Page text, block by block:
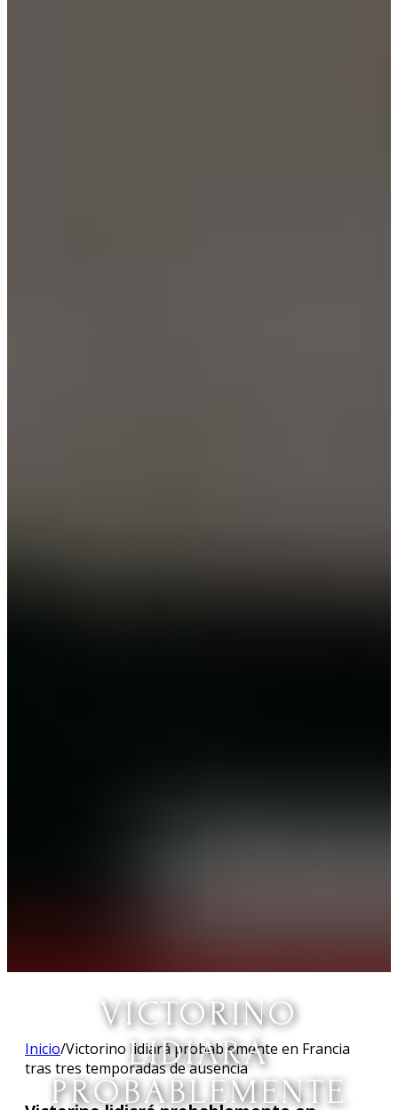
VICTORINO
LIDIARÁ
PROBABLEMENTE
Inicio/Victorino lidiará probablemente en Francia
tras tres temporadas de ausencia